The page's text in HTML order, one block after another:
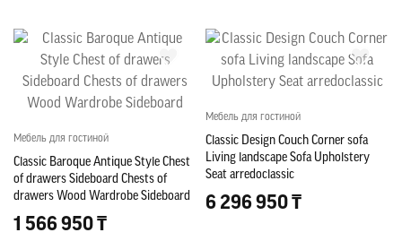
Мебель для гостиной
Classic Baroque Antique Style Chest
of drawers Sideboard Chests of
drawers Wood Wardrobe Sideboard
1 566 950 ₸
Мебель для гостиной
Classic Design Couch Corner sofa
Living landscape Sofa Upholstery
Seat arredoclassic
6 296 950 ₸